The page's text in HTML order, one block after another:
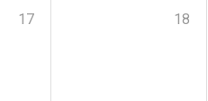
17 18